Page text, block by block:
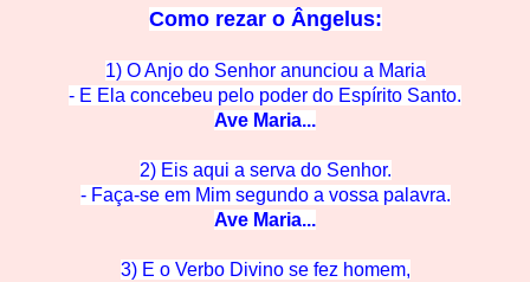
Como rezar o Ângelus:
1) O Anjo do Senhor anunciou a Maria
- E Ela concebeu pelo poder do Espírito Santo.
Ave Maria...
2) Eis aqui a serva do Senhor.
- Faça-se em Mim segundo a vossa palavra.
Ave Maria...
3) E o Verbo Divino se fez homem,